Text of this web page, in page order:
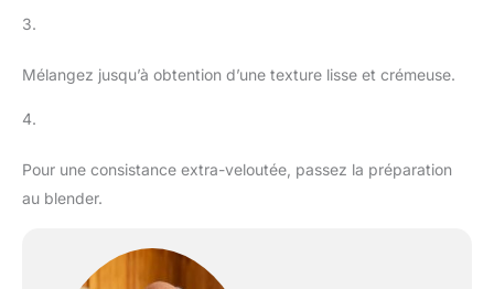
3.
Mélangez jusqu’à obtention d’une texture lisse et crémeuse.
4.
Pour une consistance extra-veloutée, passez la préparation
au blender.